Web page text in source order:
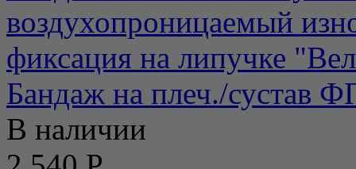
воздухопроницаемый
фиксация на липучке
Бандаж на плеч./сустав
В наличии